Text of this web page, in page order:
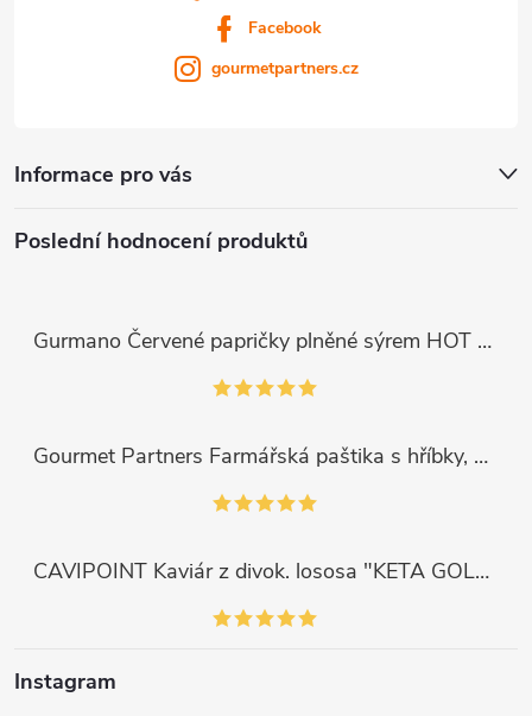
Informace pro vás
Facebook
gourmetpartners.cz
Poslední hodnocení produktů
Gurmano Červené papričky plněné sýrem HOT palivé, 290g
Gourmet Partners Farmářská paštika s hříbky, 180g
CAVIPOINT Kaviár z divok. lososa "KETA GOLD", 200g
Instagram